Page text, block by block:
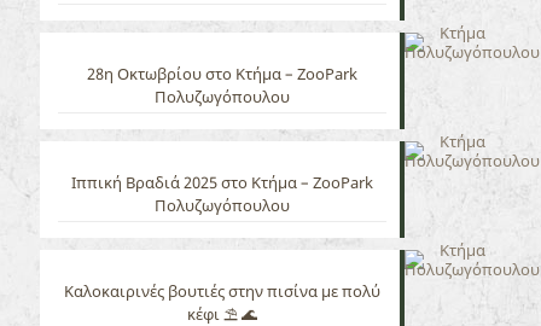
28η Οκτωβρίου στο Κτήμα – ZooPark
Πολυζωγόπουλου
Ιππική Βραδιά 2025 στο Κτήμα – ZooPark
Πολυζωγόπουλου
Καλοκαιρινές βουτιές στην πισίνα με πολύ
κέφι ⛱️ 🌊